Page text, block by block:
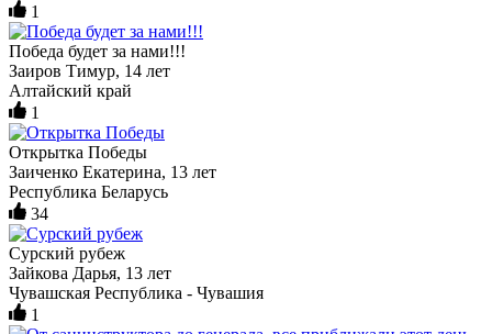
1
Победа будет за нами!!!
Заиров Тимур, 14 лет
Алтайский край
1
Открытка Победы
Заиченко Екатерина, 13 лет
Республика Беларусь
34
Сурский рубеж
Зайкова Дарья, 13 лет
Чувашская Республика - Чувашия
1